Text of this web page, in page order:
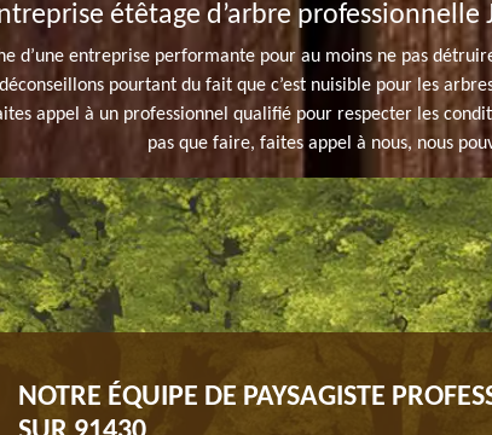
étêtage d’arbre professionnelle
d’une entreprise performante pour au moins ne pas
pourtant du fait que c’est nuisible pour les
appel à un professionnel qualifié pour respecter les
pas que faire, faites appel à nous, nous
NOTRE ÉQUIPE DE PAYSAGISTE